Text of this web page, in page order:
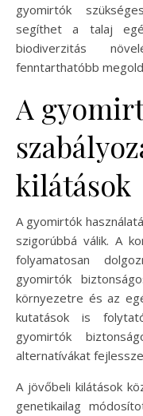
gyomirtók
segíthet a talaj
biodiverzitás
fenntarthatóbb
A
kilátások
A gyomirtók
szigorúbbá válik. A
folyamatosan
gyomirtók
környezetre és az
kutatások is
gyomirtók
alternatívákat
A jövőbeli kilátások
genetikailag